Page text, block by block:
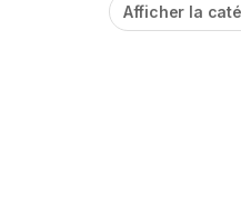
Afficher la